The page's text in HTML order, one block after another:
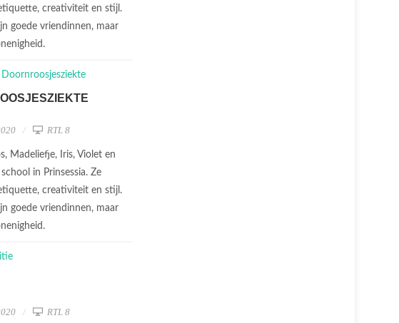
creativiteit en stijl.
goede vriendinnen, maar
RTL 8
Madeliefje, Iris, Violet en
in Prinsessia. Ze
creativiteit en stijl.
goede vriendinnen, maar
RTL 8